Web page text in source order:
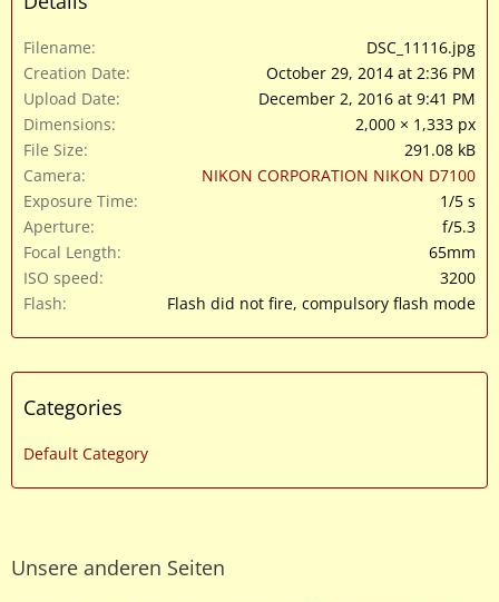
Filename
DSC_11116.jpg
Creation Date
October 29, 2014 at 2:36 PM
Upload Date
December 2, 2016 at 9:41 PM
Dimensions
2,000 × 1,333 px
File Size
291.08 kB
Camera
NIKON CORPORATION NIKON D7100
Exposure Time
1/5 s
Aperture
f/5.3
Focal Length
65mm
ISO speed
3200
Flash
Flash did not fire, compulsory flash mode
Categories
Default Category
Unsere anderen Seiten